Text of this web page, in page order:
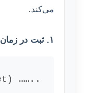
می‌کند.
۱. ثبت در زمان پرداخت:
……..